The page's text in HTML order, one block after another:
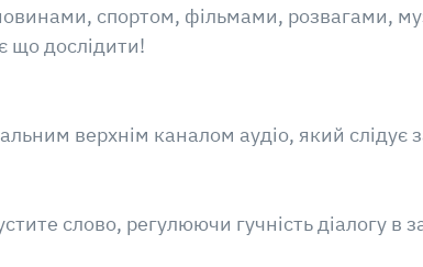
спортом, фільмами, розвагами,
що дослідити!
верхнім каналом аудіо, який
слово, регулюючи гучність діалогу в